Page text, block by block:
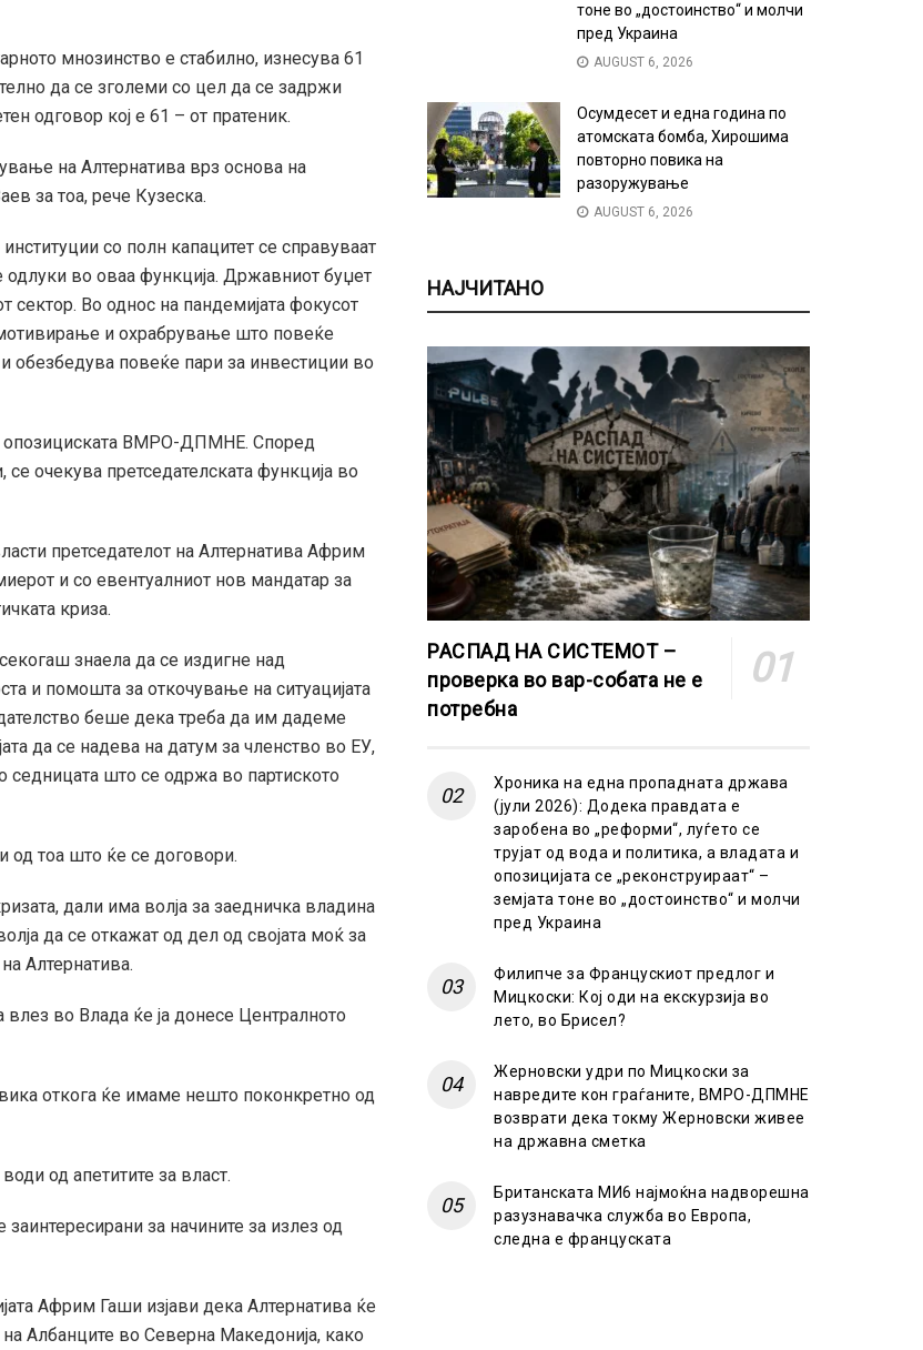
мнозинство е стабилно, изнесува 61
да се зголеми со цел да се задржи
одговор кој е 61 – от пратеник.
на Алтернатива врз основа на
за тоа, рече Кузеска.
со полн капацитет се справуваат
одлуки во оваа функција. Државниот буџет
сектор. Во однос на пандемијата фокусот
и охрабрување што повеќе
обезбедува повеќе пари за инвестиции во
опозициската ВМРО-ДПМНЕ. Според
очекува претседателската функција во
претседателот на Алтернатива Африм
и со евентуалниот нов мандатар за
криза.
знаела да се издигне над
и помошта за откочување на ситуацијата
беше дека треба да им дадеме
да се надева на датум за членство во ЕУ,
седницата што се одржа во партиското
од тоа што ќе се договори.
дали има волја за заедничка владина
да се откажат од дел од својата моќ за
Алтернатива.
во Влада ќе ја донесе Централното
откога ќе имаме нешто поконкретно од
од апетитите за власт.
за начините за излез од
Африм Гаши изјави дека Алтернатива ќе
Албанците во Северна Македонија, како
тоне во „достоинство“ и молчи
пред Украина
AUGUST 6, 2026
Осумдесет и една година по
атомската бомба, Хирошима
повторно повика на
разоружување
AUGUST 6, 2026
НАЈЧИТАНО
РАСПАД НА СИСТЕМОТ –
проверка во вар-собата не е
потребна
Хроника на една пропадната држава
(јули 2026): Додека правдата е
заробена во „реформи“, луѓето се
трујат од вода и политика, а владата и
опозицијата се „реконструираат“ –
земјата тоне во „достоинство“ и молчи
пред Украина
Филипче за Францускиот предлог и
Мицкоски: Кој оди на екскурзија во
лето, во Брисел?
Жерновски удри по Мицкоски за
навредите кон граѓаните, ВМРО-ДПМНЕ
возврати дека токму Жерновски живее
на државна сметка
Британската МИ6 најмоќна надворешна
разузнавачка служба во Европа,
следна е француската